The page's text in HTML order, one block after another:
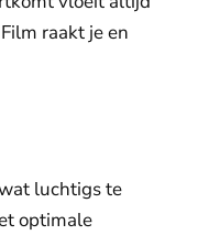
raakt je en
luchtigs te
optimale